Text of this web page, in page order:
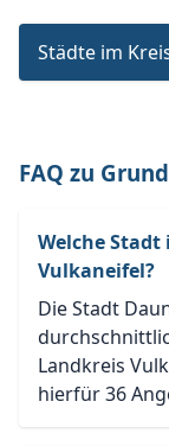
Städte im
FAQ zu
Welche
Vulkaneifel?
Die Stadt
Landkreis
hierfür 36